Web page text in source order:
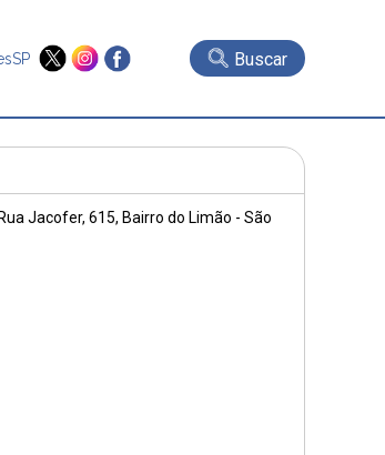
Buscar
Rua Jacofer, 615, Bairro do Limão - São